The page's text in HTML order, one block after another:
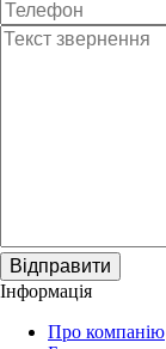
Відправити
Інформація
Про компанію